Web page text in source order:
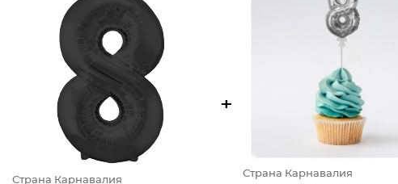
Страна Карнавалия
+
Страна Карнавалия